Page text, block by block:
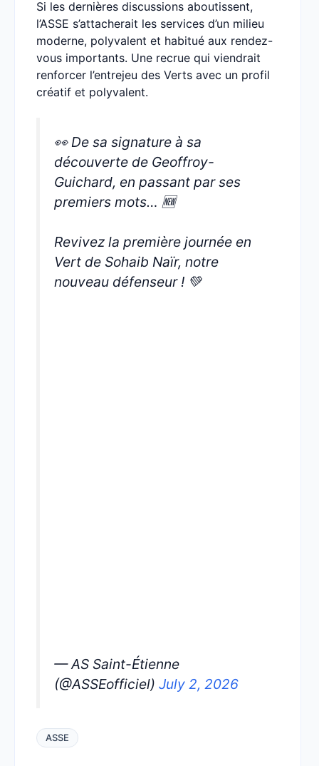
Si les dernières discussions aboutissent,
l’ASSE s’attacherait les services d’un milieu
moderne, polyvalent et habitué aux rendez-
vous importants. Une recrue qui viendrait
renforcer l’entrejeu des Verts avec un profil
créatif et polyvalent.
👀 De sa signature à sa
découverte de Geoffroy-
Guichard, en passant par ses
premiers mots… 🆕
Revivez la première journée en
Vert de Sohaib Naïr, notre
nouveau défenseur ! 💚
— AS Saint-Étienne
(@ASSEofficiel) July 2, 2026
ASSE